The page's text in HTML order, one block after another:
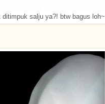
ditimpuk salju ya?! btw bagus loh~